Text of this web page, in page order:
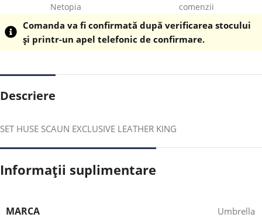
Netopia
comenzii
Comanda va fi confirmată după verificarea stocului
și printr-un apel telefonic de confirmare.
Descriere
SET HUSE SCAUN EXCLUSIVE LEATHER KING
Informații suplimentare
MARCA Umbrella